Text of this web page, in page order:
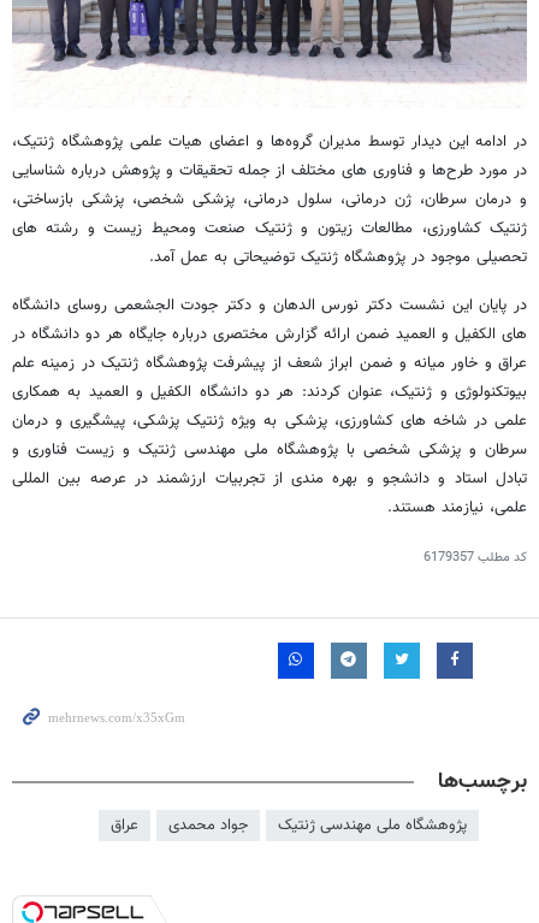
در ادامه این دیدار توسط مدیران گروه‌ها و اعضای هیات علمی پژوهشگاه ژنتیک،
در مورد طرح‌ها و فناوری های مختلف از جمله تحقیقات و پژوهش درباره شناسایی
و درمان سرطان، ژن درمانی، سلول درمانی، پزشکی شخصی، پزشکی بازساختی،
ژنتیک کشاورزی، مطالعات زیتون و ژنتیک صنعت ومحیط زیست و رشته های
تحصیلی موجود در پژوهشگاه ژنتیک توضیحاتی به عمل آمد.
در پایان این نشست دکتر نورس الدهان و دکتر جودت الجشعمی روسای دانشگاه
های الکفیل و العمید ضمن ارائه گزارش مختصری درباره جایگاه هر دو دانشگاه در
عراق و خاور میانه و ضمن ابراز شعف از پیشرفت پژوهشگاه ژنتیک در زمینه علم
بیوتکنولوژی و ژنتیک، عنوان کردند: هر دو دانشگاه الکفیل و العمید به همکاری
علمی در شاخه های کشاورزی، پزشکی به ویژه ژنتیک پزشکی، پیشگیری و درمان
سرطان و پزشکی شخصی با پژوهشگاه ملی مهندسی ژنتیک و زیست فناوری و
تبادل استاد و دانشجو و بهره مندی از تجربیات ارزشمند در عرصه بین المللی
علمی، نیازمند هستند.
کد مطلب6179357
برچسب‌ها
پژوهشگاه ملی مهندسی ژنتیک جواد محمدی عراق